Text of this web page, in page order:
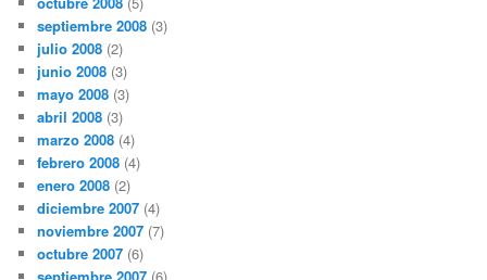
septiembre 2008 (3)
julio 2008 (2)
junio 2008 (3)
mayo 2008 (3)
abril 2008 (3)
marzo 2008 (4)
febrero 2008 (4)
enero 2008 (2)
diciembre 2007 (4)
noviembre 2007 (7)
octubre 2007 (6)
septiembre 2007 (6)